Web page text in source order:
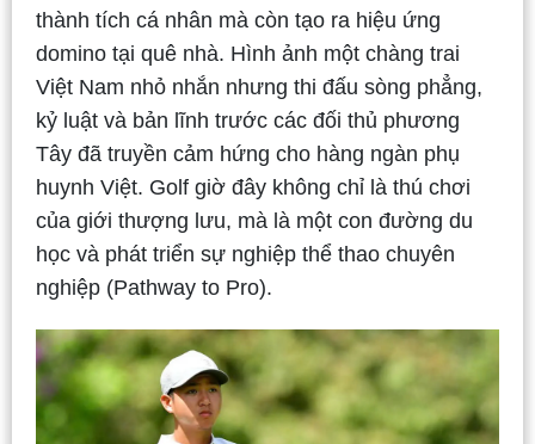
thành tích cá nhân mà còn tạo ra hiệu ứng
domino tại quê nhà. Hình ảnh một chàng trai
Việt Nam nhỏ nhắn nhưng thi đấu sòng phẳng,
kỷ luật và bản lĩnh trước các đối thủ phương
Tây đã truyền cảm hứng cho hàng ngàn phụ
huynh Việt. Golf giờ đây không chỉ là thú chơi
của giới thượng lưu, mà là một con đường du
học và phát triển sự nghiệp thể thao chuyên
nghiệp (Pathway to Pro).